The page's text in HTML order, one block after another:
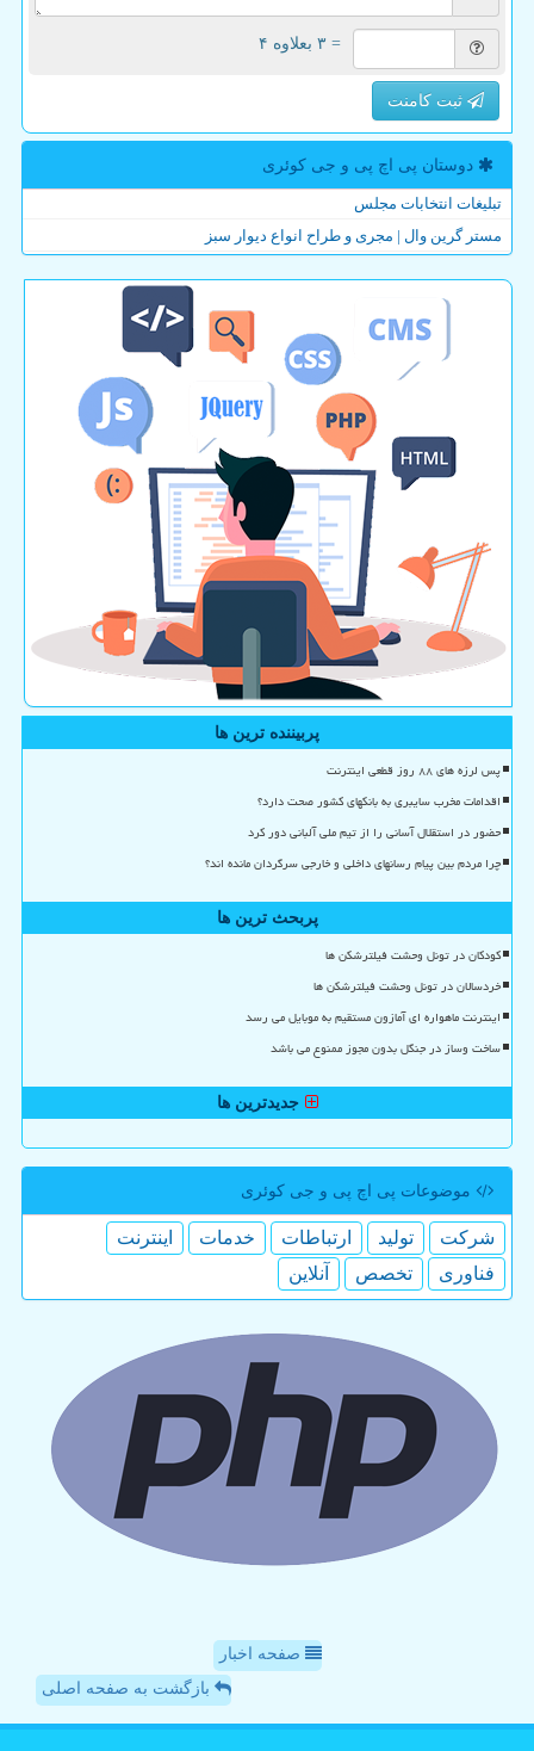
= ۳ بعلاوه ۴
ثبت کامنت
دوستان پی اچ پی و جی كوئری
تبلیغات انتخابات مجلس
مستر گرین وال | مجری و طراح انواع دیوار سبز
پربیننده ترین ها
پس لرزه های ۸۸ روز قطعی اینترنت
اقدامات مخرب سایبری به بانکهای کشور صحت دارد؟
حضور در استقلال آسانی را از تیم ملی آلبانی دور کرد
چرا مردم بین پیام رسانهای داخلی و خارجی سرگردان مانده اند؟
پربحث ترین ها
کودکان در تونل وحشت فیلترشکن ها
خردسالان در تونل وحشت فیلترشکن ها
اینترنت ماهواره ای آمازون مستقیم به موبایل می رسد
ساخت وساز در جنگل بدون مجوز ممنوع می باشد
جدیدترین ها
موضوعات پی اچ پی و جی كوئری
شركت تولید ارتباطات خدمات
اینترنت
فناوری
تخصص آنلاین
صفحه اخبار
بازگشت به صفحه اصلی